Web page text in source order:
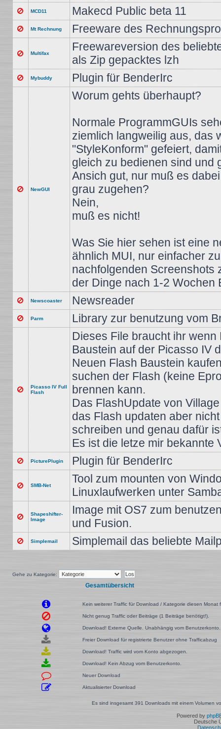
MCD11 Makecd Public beta 11
Mt Rechnung Freeware des
Multifax
Freewareversion des
als Zip gepacktes lzh
Mybuddy Plugin für BenderIrc
NewGUI
Worum gehts überhaupt?
Normale ProgrammGUIs
ziemlich langweilig aus, das
"StyleKonform" gefeiert,
gleich zu bedienen sind und
Ansich gut, nur muß es
grau zugehen?
Nein,
muß es nicht!
Was Sie hier sehen ist eine
ähnlich MUI, nur einfacher
nachfolgenden Screenshots
der Dinge nach 1-2 Wochen
Newscoaster Newsreader
Parm Library zur benutzung vom
Picasso IV Full
Flash
Dieses File braucht ihr wenn
Baustein auf der Picasso IV
Neuen Flash Baustein
suchen der Flash (keine
brennen kann.
Das FlashUpdate von
das Flash updaten aber
schreiben und genau dafür
Es ist die letze mir bekannte
PicturePlugin Plugin für BenderIrc
SMB-Net
Tool zum mounten von
Linuxlaufwerken unter
Shapeshifter-
Image
Image mit OS7 zum
und Fusion.
Simplemail Simplemail das beliebte
Gehe zu Kategorie:
Gesamtübersicht
Kein weiterer Traffic für Download / Kategorie diesen Monat
Nicht genug Traffic oder Beiträge (1 Beiträge benötigt!).
Download! Externe Quelle. Unabhängig vom Benutzerkonto.
Freier Download für registrierte Benutzer ohne Trafficabzug
Download! Traffic wird vom Konto abgezogen.
Download! Kein Abzug vom Benutzerkonto.
Neuer Download
Aktualisierter Download
Es sind insgesamt 391 Downloads mit einem Volumen
Powered by
Deutsche